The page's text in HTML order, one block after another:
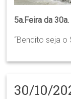
5a.Feira da
“Bendito seja o
30/10/